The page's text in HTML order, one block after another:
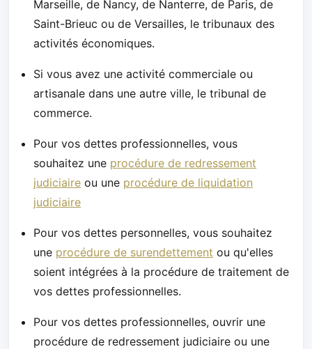
Marseille, de Nancy, de Nanterre, de Paris, de
Saint-Brieuc ou de Versailles, le tribunaux des
activités économiques.
Si vous avez une activité commerciale ou
artisanale dans une autre ville, le tribunal de
commerce.
Pour vos dettes professionnelles, vous
souhaitez une procédure de redressement
judiciaire ou une procédure de liquidation
judiciaire
Pour vos dettes personnelles, vous souhaitez
une procédure de surendettement ou qu'elles
soient intégrées à la procédure de traitement de
vos dettes professionnelles.
Pour vos dettes professionnelles, ouvrir une
procédure de redressement judiciaire ou une